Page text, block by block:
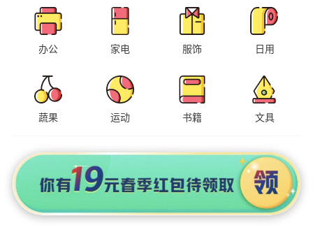
办公 家电 服饰 日用
蔬果 运动 书籍 文具